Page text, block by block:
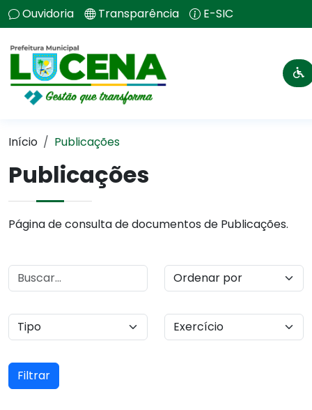
Ouvidoria Transparência E-SIC
Início Publicações
Publicações
Página de consulta de documentos de Publicações.
Filtrar